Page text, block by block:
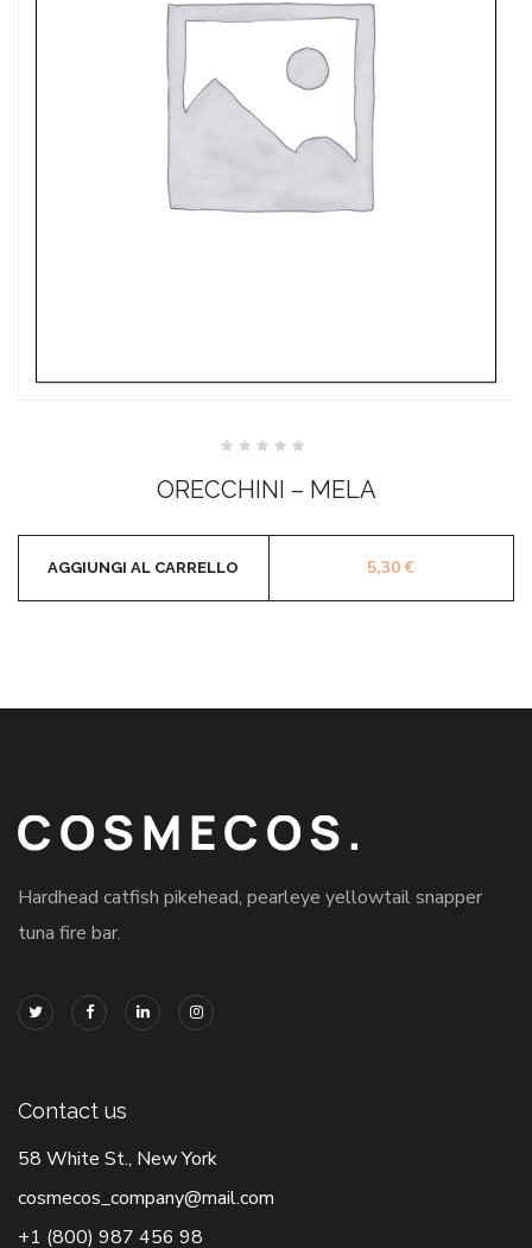
su
5
ORECCHINI – MELA
5,30€
AGGIUNGI AL CARRELLO
Hardhead catfish pikehead, pearleye yellowtail snapper
tuna fire bar.
Contact us
58 White St., New York
cosmecos_company@mail.com
+1 (800) 987 456 98